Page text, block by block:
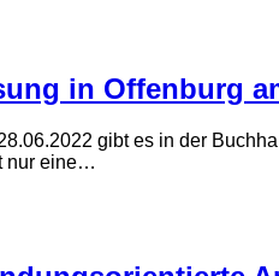
in Offenburg
gibt es in der
nur eine…